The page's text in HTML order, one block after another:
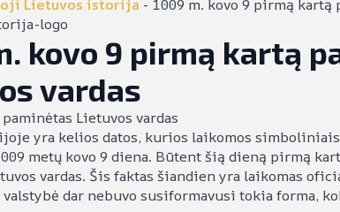
Lietuvos istorija - 1009 m. kovo 9 pirmą kartą
kovo 9 pirmą kartą
vardas
yra kelios datos, kurios laikomos
metų kovo 9 diena. Būtent šią dieną pirmą
vardas. Šis faktas šiandien yra laikomas
dar nebuvo susiformavusi tokia forma,